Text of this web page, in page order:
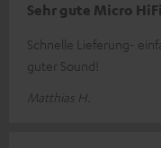
Sehr gute Micro
Schnelle Lieferung-
guter Sound!
Matthias H.